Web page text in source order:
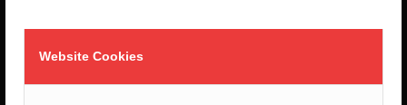
Website Cookies
2. August 2026